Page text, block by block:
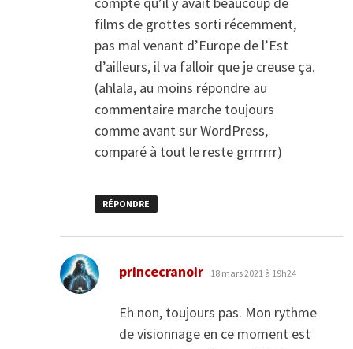
films de grottes sorti récemment,
pas mal venant d’Europe de l’Est
d’ailleurs, il va falloir que je creuse ça.
(ahlala, au moins répondre au
commentaire marche toujours
comme avant sur WordPress,
comparé à tout le reste grrrrrrr)
RÉPONDRE
princecranoir dit :
18 mars 2021 à 19h24
Eh non, toujours pas. Mon rythme
de visionnage en ce moment est